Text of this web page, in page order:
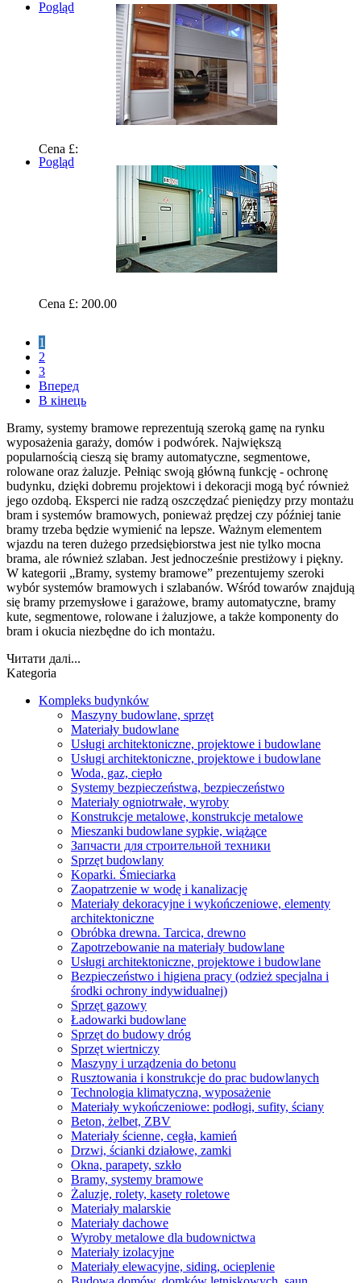
Pogląd
Cena £:
Pogląd
Cena £: 200.00
1
2
3
Вперед
В кінець
Bramy, systemy bramowe reprezentują szeroką gamę na rynku
wyposażenia garaży, domów i podwórek. Największą
popularnością cieszą się bramy automatyczne, segmentowe,
rolowane oraz żaluzje. Pełniąc swoją główną funkcję - ochronę
budynku, dzięki dobremu projektowi i dekoracji mogą być również
jego ozdobą. Eksperci nie radzą oszczędzać pieniędzy przy montażu
bram i systemów bramowych, ponieważ prędzej czy później tanie
bramy trzeba będzie wymienić na lepsze. Ważnym elementem
wjazdu na teren dużego przedsiębiorstwa jest nie tylko mocna
brama, ale również szlaban. Jest jednocześnie prestiżowy i piękny.
W kategorii „Bramy, systemy bramowe” prezentujemy szeroki
wybór systemów bramowych i szlabanów. Wśród towarów znajdują
się bramy przemysłowe i garażowe, bramy automatyczne, bramy
kute, segmentowe, rolowane i żaluzjowe, a także komponenty do
bram i okucia niezbędne do ich montażu.
Читати далі...
Kategoria
Kompleks budynków
Maszyny budowlane, sprzęt
Materiały budowlane
Usługi architektoniczne, projektowe i budowlane
Usługi architektoniczne, projektowe i budowlane
Woda, gaz, ciepło
Systemy bezpieczeństwa, bezpieczeństwo
Materiały ogniotrwałe, wyroby
Konstrukcje metalowe, konstrukcje metalowe
Mieszanki budowlane sypkie, wiążące
Запчасти для строительной техники
Sprzęt budowlany
Koparki. Śmieciarka
Zaopatrzenie w wodę i kanalizację
Materiały dekoracyjne i wykończeniowe, elementy
architektoniczne
Obróbka drewna. Tarcica, drewno
Zapotrzebowanie na materiały budowlane
Usługi architektoniczne, projektowe i budowlane
Bezpieczeństwo i higiena pracy (odzież specjalna i
środki ochrony indywidualnej)
Sprzęt gazowy
Ładowarki budowlane
Sprzęt do budowy dróg
Sprzęt wiertniczy
Maszyny i urządzenia do betonu
Rusztowania i konstrukcje do prac budowlanych
Technologia klimatyczna, wyposażenie
Materiały wykończeniowe: podłogi, sufity, ściany
Beton, żelbet, ZBV
Materiały ścienne, cegła, kamień
Drzwi, ścianki działowe, zamki
Okna, parapety, szkło
Bramy, systemy bramowe
Żaluzje, rolety, kasety roletowe
Materiały malarskie
Materiały dachowe
Wyroby metalowe dla budownictwa
Materiały izolacyjne
Materiały elewacyjne, siding, ocieplenie